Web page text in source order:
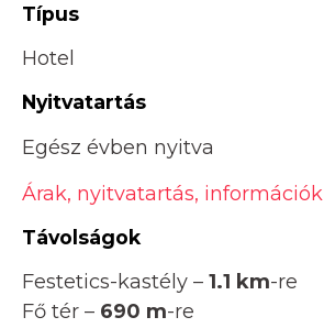
Típus
Hotel
Nyitvatartás
Egész évben nyitva
Árak, nyitvatartás, információk
Távolságok
Festetics-kastély – 1.1 km-re
Fő tér – 690 m-re